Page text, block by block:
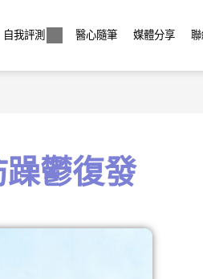
自我評測 醫心隨筆 媒體分享
鬱復發